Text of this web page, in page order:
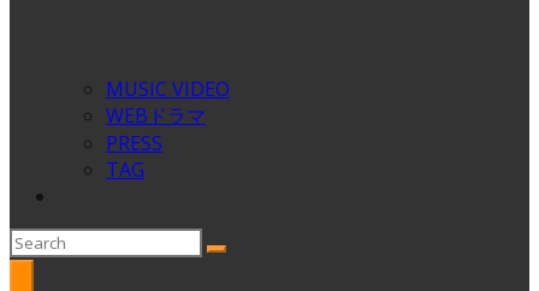
MUSIC VIDEO
WEBドラマ
PRESS
TAG